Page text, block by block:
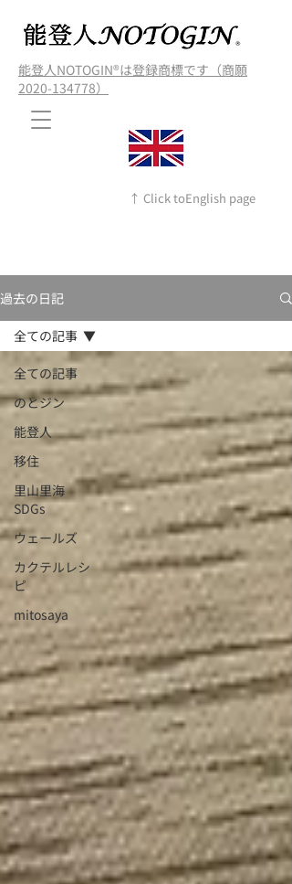
能登人NOTOGIN®️は登録商標です（商願
2020-134778）
↑ Click toEnglish page
過去の日記
全ての記事
のとジン
能登人
移住
里山里海
SDGs
ウェールズ
カクテルレシ
ピ
mitosaya
全ての記事